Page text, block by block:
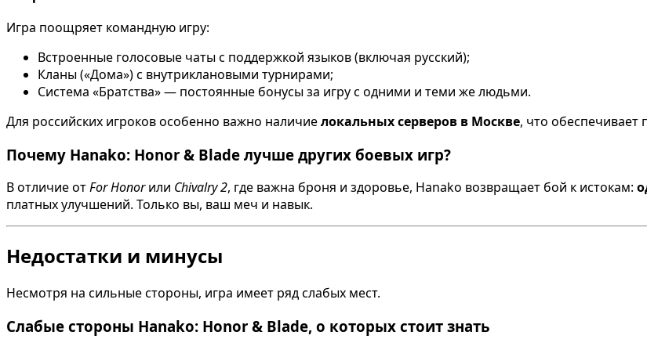
Игра поощряет командную игру:
Встроенные голосовые чаты с поддержкой языков (включая русский);
Кланы («Дома») с внутриклановыми турнирами;
Система «Братства» — постоянные бонусы за игру с одними и теми же людьми.
Для российских игроков особенно важно наличиелокальных серверов в Москве, что обеспечивает
Почему Hanako: Honor & Blade лучше других боевых игр?
В отличие отFor Honorили Chivalry 2, где важна броня и здоровье, Hanako возвращает бой к истокам:
платных улучшений. Только вы, ваш меч и навык.
Недостатки и минусы
Несмотря на сильные стороны, игра имеет ряд слабых мест.
Слабые стороны Hanako: Honor & Blade, о которых стоит знать